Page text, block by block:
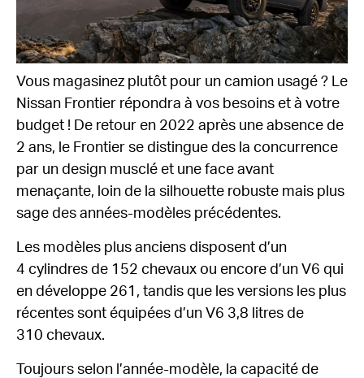
Vous magasinez plutôt pour un camion usagé ? Le
Nissan Frontier répondra à vos besoins et à votre
budget ! De retour en 2022 après une absence de
2 ans, le Frontier se distingue des la concurrence
par un design musclé et une face avant
menaçante, loin de la silhouette robuste mais plus
sage des années-modèles précédentes.
Les modèles plus anciens disposent d’un
4 cylindres de 152 chevaux ou encore d’un V6 qui
en développe 261, tandis que les versions les plus
récentes sont équipées d’un V6 3,8 litres de
310 chevaux.
Toujours selon l’année-modèle, la capacité de